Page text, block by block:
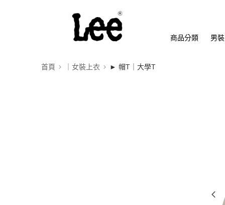
商品分類 男裝
首頁 ｜女裝上衣 ► 帽T｜大學T